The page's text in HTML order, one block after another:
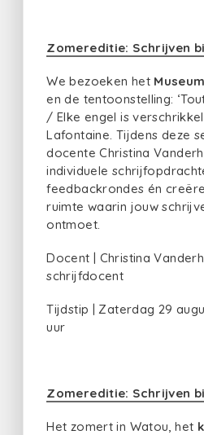
Zomereditie: Schrijven
We bezoeken het
en de tentoonstelling:
/ Elke engel is
Lafontaine. Tijdens deze
docente Christina
individuele
feedbackrondes én
ruimte waarin jouw
ontmoet.
Docent | Christina
schrijfdocent
Tijdstip | Zaterdag 29
uur
Zomereditie: Schrijven
Het zomert in Watou, het